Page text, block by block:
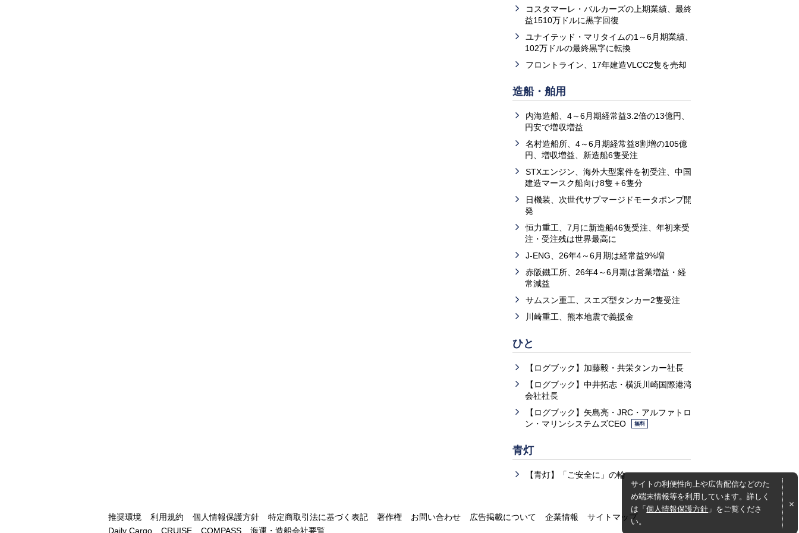
コスタマーレ・バルカーズの上期業績、最終
益1510万ドルに黒字回復
ユナイテッド・マリタイムの1～6月期業績、
102万ドルの最終黒字に転換
フロントライン、17年建造VLCC2隻を売却
造船・舶用
内海造船、4～6月期経常益3.2倍の13億円、
円安で増収増益
名村造船所、4～6月期経常益8割増の105億
円、増収増益、新造船6隻受注
STXエンジン、海外大型案件を初受注、中国
建造マースク船向け8隻＋6隻分
日機装、次世代サブマージドモータポンプ開
発
恒力重工、7月に新造船46隻受注、年初来受
注・受注残は世界最高に
J-ENG、26年4～6月期は経常益9%増
赤阪鐵工所、26年4～6月期は営業増益・経
常減益
サムスン重工、スエズ型タンカー2隻受注
川崎重工、熊本地震で義援金
ひと
【ログブック】加藤毅・共栄タンカー社長
【ログブック】中井拓志・横浜川崎国際港湾
会社社長
【ログブック】矢島亮・JRC・アルファトロ
ン・マリンシステムズCEO
無料
青灯
【青灯】「ご安全に」の輪
サイトの利便性向上や広告配信などのた
め端末情報等を利用しています。詳しく
は「個人情報保護方針 」をご覧くださ
い。
推奨環境 利用規約 個人情報保護方針 特定商取引法に基づく表記 著作権 お問い合わせ 広告掲載について 企業情報
サイトマップ
Daily Cargo
CRUISE COMPASS 海運・造船会社要覧